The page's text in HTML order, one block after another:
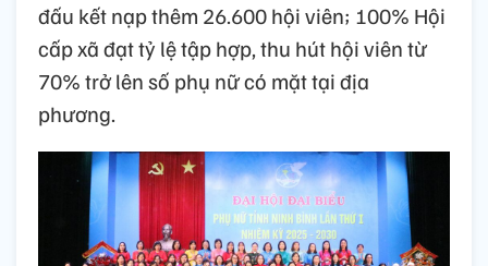
đấu kết nạp thêm 26.600 hội viên; 100% Hội
cấp xã đạt tỷ lệ tập hợp, thu hút hội viên từ
70% trở lên số phụ nữ có mặt tại địa
phương.